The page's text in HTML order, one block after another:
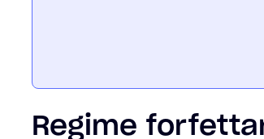
Regime